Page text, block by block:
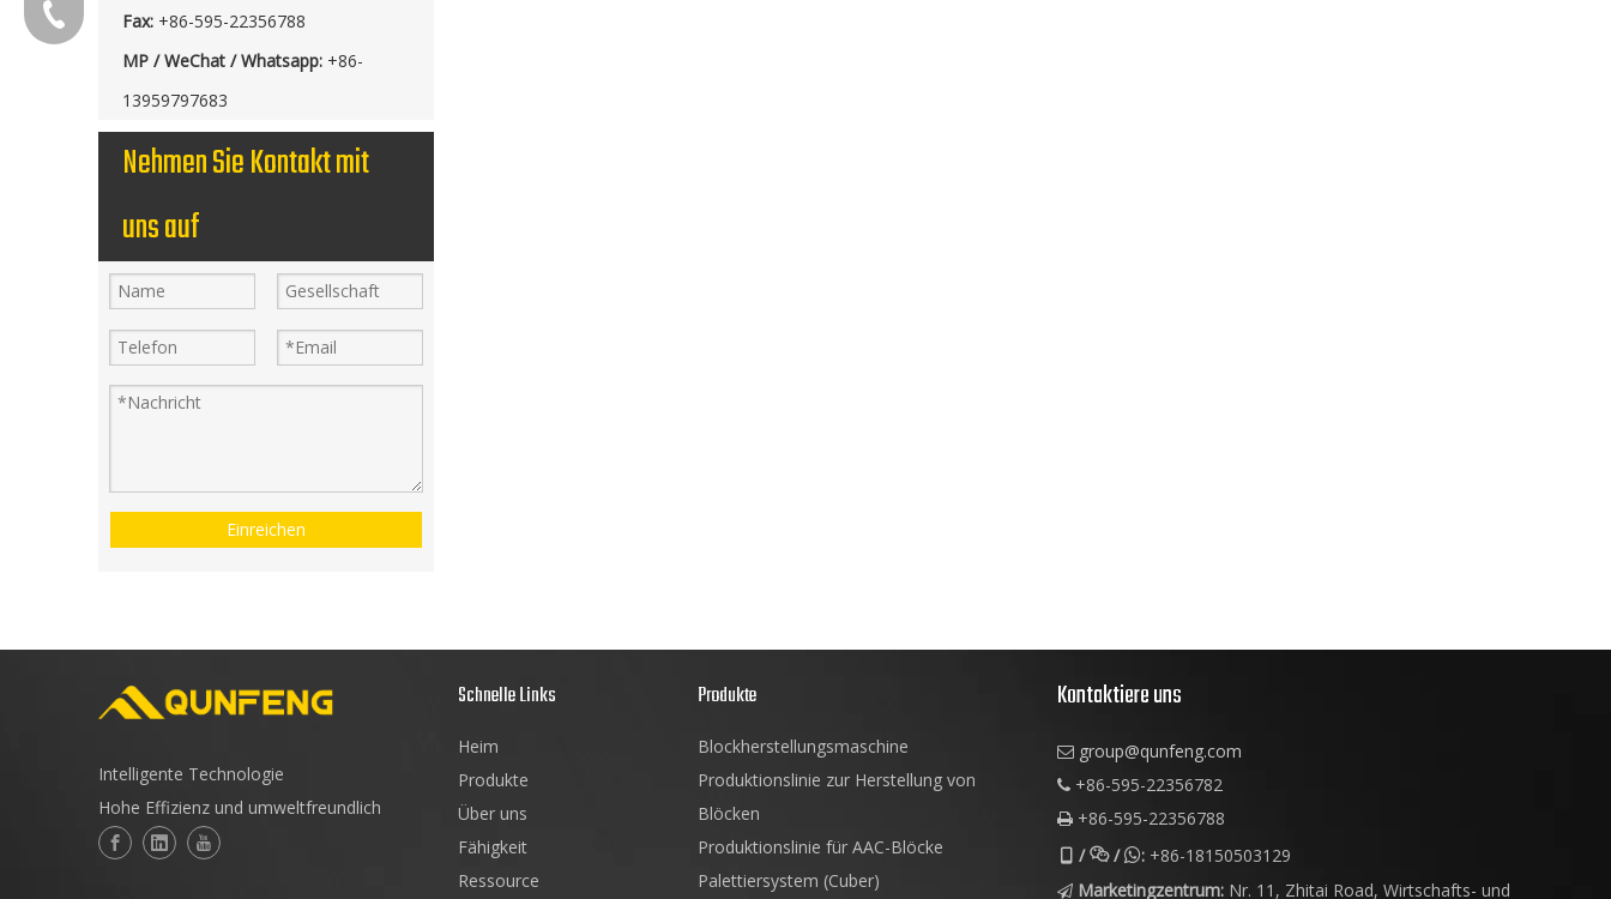
Fax: +86-595-22356788
MP / WeChat / Whatsapp: +86-
13959797683
Nehmen Sie Kontakt mit
uns auf
Einreichen
+86-595 22356782
Intelligente Technologie
Hohe Effizienz und umweltfreundlich
Schnelle Links
Heim
Produkte
Über uns
Fähigkeit
Ressource
Produkte
Blockherstellungsmaschine
Produktionslinie zur Herstellung von
Blöcken
Produktionslinie für AAC-Blöcke
Palettiersystem (Cuber)
Kontaktiere uns
 group@qunfeng.com
 +86-595-22356782
 +86-595-22356788
//: +86-18150503129
 Marketingzentrum: Nr. 11, Zhitai Road, Wirtschafts- und